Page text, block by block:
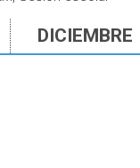
DICIEMBRE